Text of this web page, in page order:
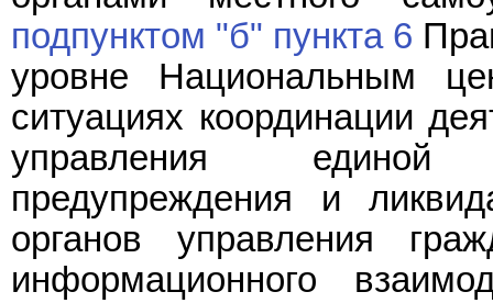
подпунктом "б" пункта 6
уровне Национальным
ситуациях координации
управления единой
предупреждения и
органов управления
информационного